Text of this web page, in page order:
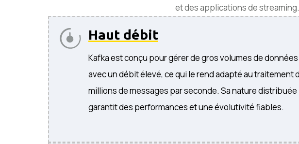
et des applications de
Haut débit
Kafka est conçu pour gérer de gros volumes de données
avec un débit élevé, ce qui le rend adapté au traitement
millions de messages par seconde. Sa nature distribuée
garantit des performances et une évolutivité fiables.